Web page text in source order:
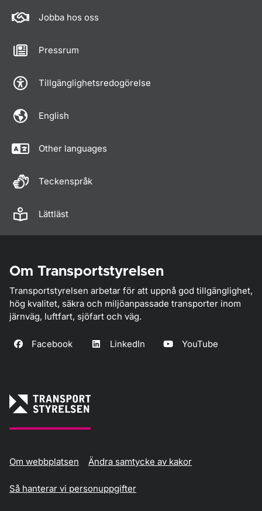
Jobba hos oss
Pressrum
Tillgänglighetsredogörelse
English
Other languages
Teckenspråk
Lättläst
Om Transportstyrelsen
Transportstyrelsen arbetar för att uppnå god tillgänglighet,
hög kvalitet, säkra och miljöanpassade transporter inom
järnväg, luftfart, sjöfart och väg.
Facebook LinkedIn YouTube
Om webbplatsen Ändra samtycke av kakor
Så hanterar vi personuppgifter